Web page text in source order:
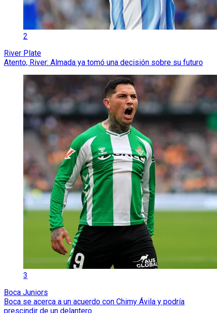
2
River Plate
Atento, River: Almada ya tomó una decisión sobre su futuro
3
Boca Juniors
Boca se acerca a un acuerdo con Chimy Ávila y podría
prescindir de un delantero